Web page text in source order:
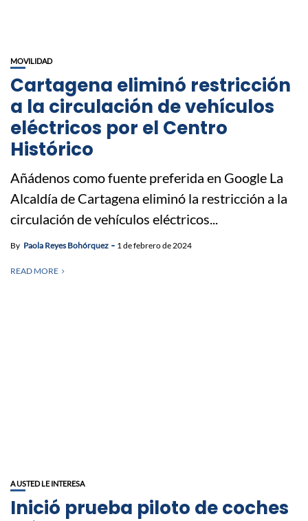
MOVILIDAD
Cartagena eliminó restricción
a la circulación de vehículos
eléctricos por el Centro
Histórico
Añádenos como fuente preferida en Google La
Alcaldía de Cartagena eliminó la restricción a la
circulación de vehículos eléctricos...
By Paola Reyes Bohórquez 1 de febrero de 2024
READ MORE
A USTED LE INTERESA
Inició prueba piloto de coches